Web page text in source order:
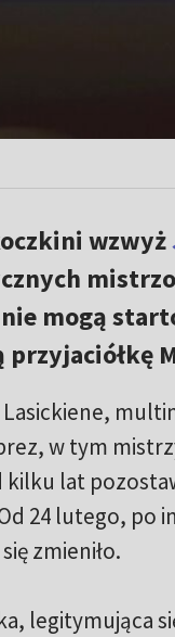
wzwyż
mogą
przyjaciółkę
Lasickiene,
w tym
lat
24 lutego, po
zmieniło.
legitymująca